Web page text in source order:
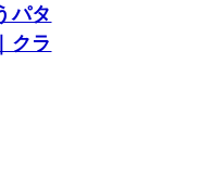
パタ
クラ